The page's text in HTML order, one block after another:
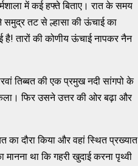
में कई हफ्ते बिताए। रात के समय
समुद्र तट से ल्हासा की ऊंचाई का
है! तारों की कोणीय ऊंचाई नापकर नैन
तिब्बत की एक प्रमुख नदी सांगपो के
फिर उसने उत्तर की ओर बढ़ा और
का दौरा किया और वहां स्थित प्रख्यात
था कि गहरी खुदाई करना पृथ्वी